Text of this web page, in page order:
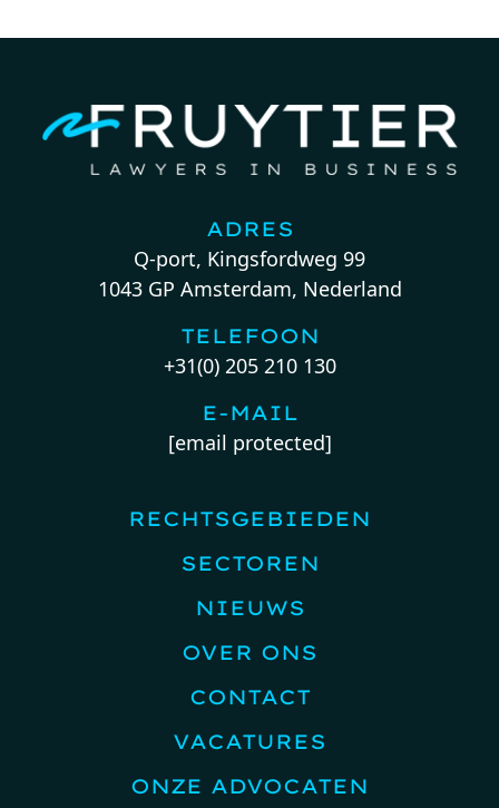
ADRES
Q-port, Kingsfordweg 99
1043 GP Amsterdam, Nederland
TELEFOON
+31(0) 205 210 130
E-MAIL
[email protected]
RECHTSGEBIEDEN
SECTOREN
NIEUWS
OVER ONS
CONTACT
VACATURES
ONZE ADVOCATEN